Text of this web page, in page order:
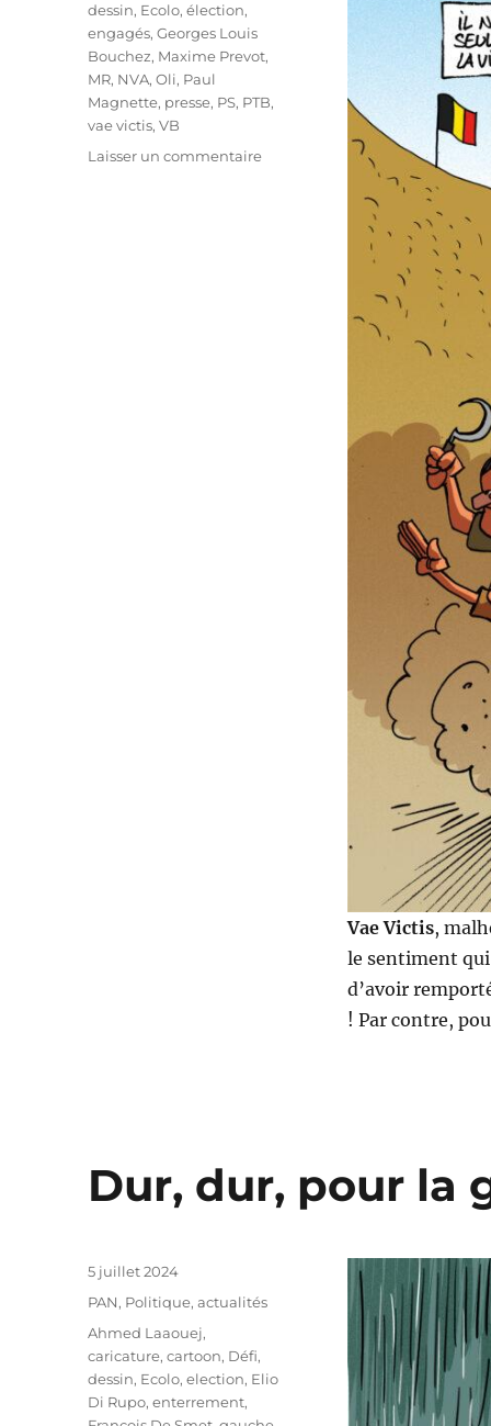
Vae Victis,
le sentiment
d’avoir
! Par contre,
dessin, Ecolo,élection,
engagés,Georges Louis
Bouchez, Maxime Prevot,
MR, NVA,Oli, Paul
Magnette, presse, PS, PTB,
vae victis,VB
Laisser un commentairesur
Dur, dur, pour la
Publié
le
5 juillet 2024
Catégories
PAN, Politique, actualités
Étiquettes
Ahmed Laaouej,
caricature,cartoon, Défi,
dessin, Ecolo,election, Elio
Di Rupo,enterrement,